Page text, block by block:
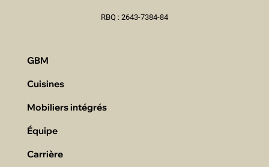
RBQ : 2643-7384-84
GBM
Cuisines
Mobiliers intégrés
Équipe
Carrière